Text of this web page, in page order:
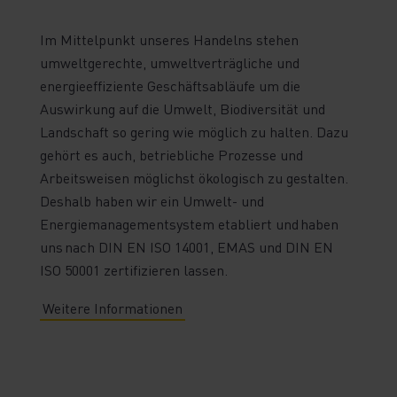
Im Mittelpunkt unseres Handelns stehen
umweltgerechte, umweltverträgliche und
energieeffiziente Geschäftsabläufe um die
Auswirkung auf die Umwelt, Biodiversität und
Landschaft so gering wie möglich zu halten. Dazu
gehört es auch, betriebliche Prozesse und
Arbeitsweisen möglichst ökologisch zu gestalten.
Deshalb haben wir ein Umwelt- und
Energiemanagementsystem etabliert und haben
uns nach DIN EN ISO 14001, EMAS und DIN EN
ISO 50001 zertifizieren lassen.
Weitere Informationen